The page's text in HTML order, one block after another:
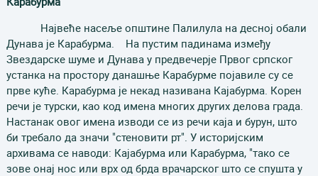
Највеће насеље општине Палилула на десној обали
Дунава је Карабурма. На пустим падинама између
Звездарске шуме и Дунава у предвечерје Првог српског
устанка на простору данашње Карабурме појавиле су се
прве куће. Карабурма је некад називана Кајабурма. Корен
речи је турски, као код имена многих других делова града.
Настанак овог имена изводи се из речи каја и бурун, што
би требало да значи "стеновити рт". У историјским
архивама се наводи: Кајабурма или Карабурма, "тако се
зове онај нос или врх од брда врачарског што се спушта у